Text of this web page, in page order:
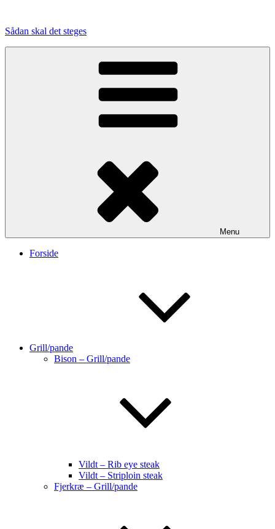
indhold
Sådan skal det steges
Menu
Forside
Grill/pande
Bison – Grill/pande
Vildt – Rib eye steak
Vildt – Striploin steak
Fjerkræ – Grill/pande